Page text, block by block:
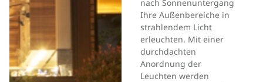
nach Sonnenuntergang
Ihre Außenbereiche in
strahlendem Licht
erleuchten. Mit einer
durchdachten
Anordnung der
Leuchten werden